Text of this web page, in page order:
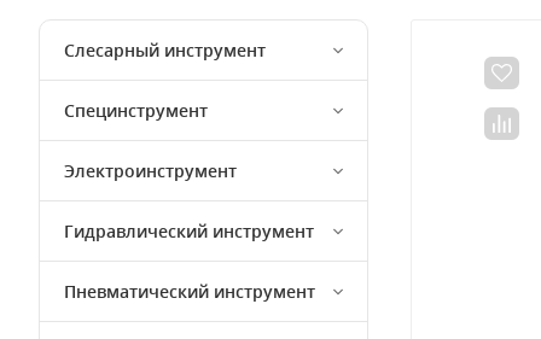
Слесарный инструмент
Специнструмент
Электроинструмент
Гидравлический инструмент
Пневматический инструмент